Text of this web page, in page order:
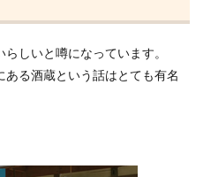
しいと噂になっています。
る酒蔵という話はとても有名